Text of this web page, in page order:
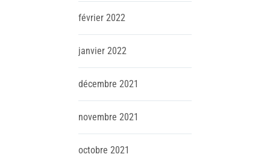
février 2022
janvier 2022
décembre 2021
novembre 2021
octobre 2021